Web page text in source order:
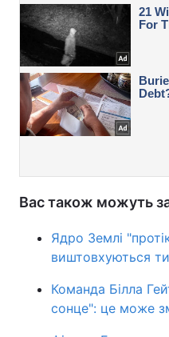
Вас також можуть
Ядро Землі
виштовхуються
Команда Білла
сонце": це може